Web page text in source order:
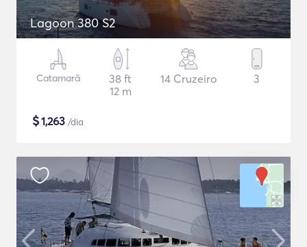
Lagoon 380 S2
Catamarã
38 ft
12 m
14 Cruzeiro 3
$1,263 /dia